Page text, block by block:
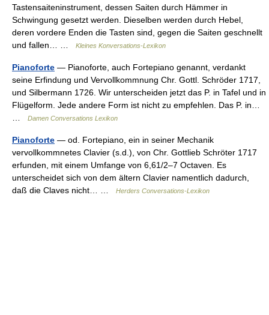
Tastensaiteninstrument, dessen Saiten durch Hämmer in
Schwingung gesetzt werden. Dieselben werden durch Hebel,
deren vordere Enden die Tasten sind, gegen die Saiten geschnellt
und fallen… …
Kleines Konversations-Lexikon
Pianoforte — Pianoforte, auch Fortepiano genannt, verdankt
seine Erfindung und Vervollkommnung Chr. Gottl. Schröder 1717,
und Silbermann 1726. Wir unterscheiden jetzt das P. in Tafel und in
Flügelform. Jede andere Form ist nicht zu empfehlen. Das P. in…
Damen Conversations Lexikon
Pianoforte — od. Fortepiano, ein in seiner Mechanik
vervollkommnetes Clavier (s.d.), von Chr. Gottlieb Schröter 1717
erfunden, mit einem Umfange von 6,61/2–7 Octaven. Es
unterscheidet sich von dem ältern Clavier namentlich dadurch,
daß die Claves nicht… …
Herders Conversations-Lexikon